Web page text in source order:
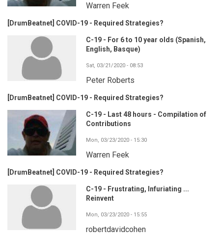
Warren Feek
[DrumBeatnet] COVID-19 - Required Strategies?
C-19 - For 6 to 10 year olds (Spanish,
English, Basque)
Sat, 03/21/2020 - 08:53
Peter Roberts
[DrumBeatnet] COVID-19 - Required Strategies?
C-19 - Last 48 hours - Compilation of
Contributions
Mon, 03/23/2020 - 15:30
Warren Feek
[DrumBeatnet] COVID-19 - Required Strategies?
C-19 - Frustrating, Infuriating ...
Reinvent
Mon, 03/23/2020 - 15:55
robertdavidcohen